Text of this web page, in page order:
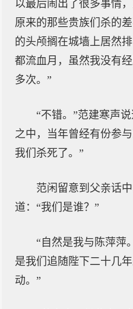
以最后闹出了很多事情
原来的那些贵族们杀的
的头颅搁在城墙上居然
都流血月，虽然我没有
多次。”
“不错。”范建寒声
之中，当年曾经有份参
我们杀死了。”
范闲留意到父亲话
道：“我们是谁？”
“自然是我与陈萍萍
是我们追随陛下二十几
动。”